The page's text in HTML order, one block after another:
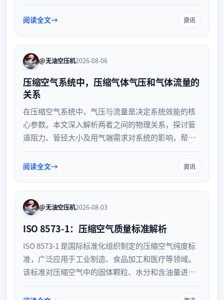
保生产高效稳定运行。
阅读全文 资讯
@无油空压机2026-08-06
压缩空气系统中，压缩气体气压和气体流量的
关系
在压缩空气系统中，气压与流量是决定系统效能的核
心参数。本文深入解析两者之间的物理关系，探讨管
道阻力、管径大小及用气端需求对系统的影响，帮助
阅读全文 资讯
@无油空压机2026-08-03
ISO 8573-1：压缩空气质量标准解析
ISO 8573-1 是国际标准化组织制定的压缩空气纯度标
准，广泛应用于工业制造、食品加工和医疗等领域。
该标准对压缩空气中的固体颗粒、水分和含油量进行
备运行安全与产品质量。了解并应用此标准，是提升